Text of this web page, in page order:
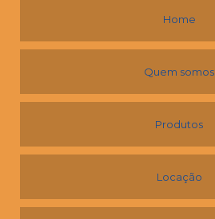
Home
Quem somos
Produtos
Locação